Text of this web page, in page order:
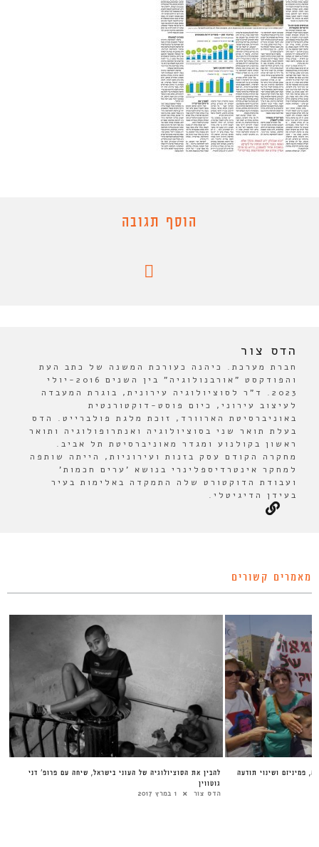
הוסף תגובה
הדס צור
חברת מערכת. כיהנה כעורכת המשנה של כתב העת
והפודקסט "אורבנולוגיה" בין השנים 2016-יולי
2023. ד"ר לסוציולוגיה עירונית, בוגרת המעבדה
לעיצוב עירוני, כיום פוסט-דוקטורנטית
באוניברסיטת הארוורד, זוכת מלגת פולברייט. הדס
בעלת תואר שני בסוציולוגיה ואנתרופולוגיה ותואר
ראשון בקולנוע ומגדר מאוניברסיטת תל אביב.
מחקרה הקודם עסק בזנות ועירוניות, הייתה שותפה
למחקר אינטרדיספלינרי בנושא 'ערים חכמות'
ועבודת הדוקטורט שלה התמקדה באלימות בעיר
בעידן הדיגיטלי.
מאמרים קשורים
להבין את הסוציולוגיה של העוני בישראל, שיחה עם פרופ’ דני
גוטווין
הדס צור 1 במרץ 2017
פמיניזם ושינוי תודעה